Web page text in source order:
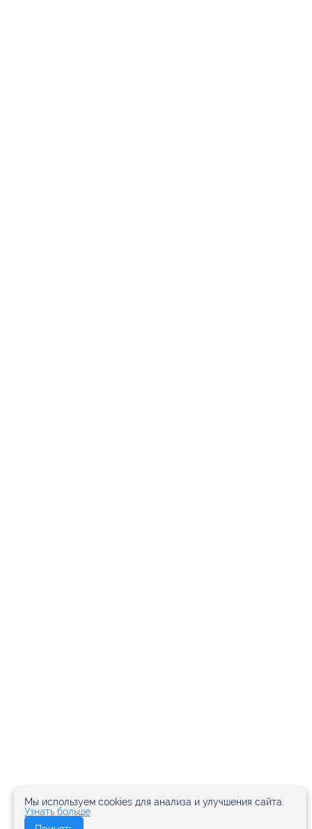
Мы используем cookies для анализа и улучшения сайта.
Узнать больше